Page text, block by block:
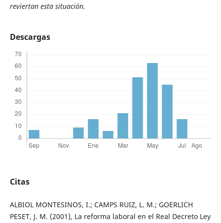
reviertan esta situación.
Descargas
Citas
ALBIOL MONTESINOS, I.; CAMPS RUIZ, L. M.; GOERLICH
PESET, J. M. (2001), La reforma laboral en el Real Decreto Ley